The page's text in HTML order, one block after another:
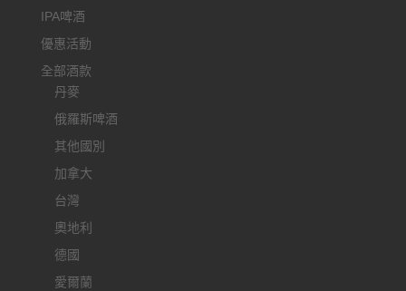
IPA啤酒
優惠活動
全部酒款
丹麥
俄羅斯啤酒
其他國別
加拿大
台灣
奧地利
德國
愛爾蘭